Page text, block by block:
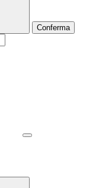
Conferma